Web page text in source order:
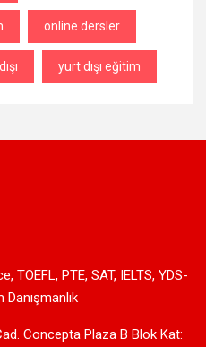
online dersler
yurt dışı eğitim
TOEFL, PTE, SAT, IELTS, YDS-
Danışmanlık
Concepta Plaza B Blok Kat: